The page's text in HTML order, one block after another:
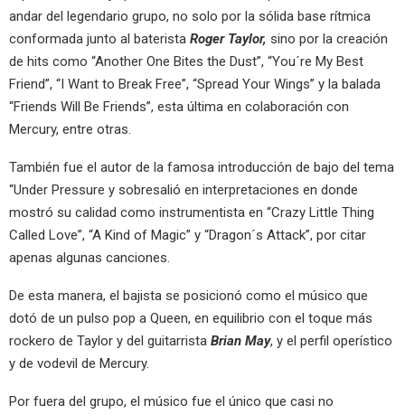
andar del legendario grupo, no solo por la sólida base rítmica
conformada junto al baterista Roger Taylor, sino por la creación
de hits como “Another One Bites the Dust”, “You´re My Best
Friend”, “I Want to Break Free”, “Spread Your Wings” y la balada
“Friends Will Be Friends”, esta última en colaboración con
Mercury, entre otras.
También fue el autor de la famosa introducción de bajo del tema
“Under Pressure y sobresalió en interpretaciones en donde
mostró su calidad como instrumentista en “Crazy Little Thing
Called Love”, “A Kind of Magic” y “Dragon´s Attack”, por citar
apenas algunas canciones.
De esta manera, el bajista se posicionó como el músico que
dotó de un pulso pop a Queen, en equilibrio con el toque más
rockero de Taylor y del guitarrista Brian May, y el perfil operístico
y de vodevil de Mercury.
Por fuera del grupo, el músico fue el único que casi no